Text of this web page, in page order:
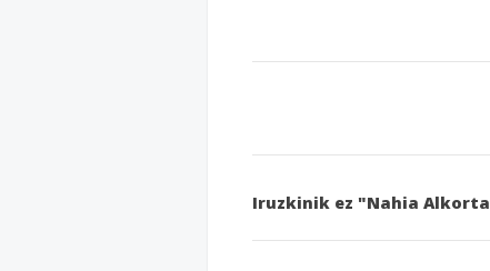
Iruzkinik ez "Nahia